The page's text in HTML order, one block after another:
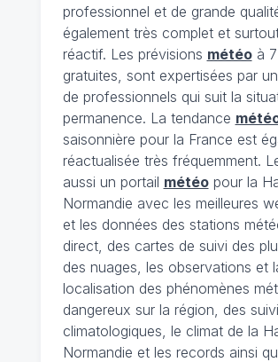
professionnel et de grande
également très complet et
réactif. Les prévisions météoà 7
gratuites, sont expertisées par
de professionnels qui suit la
permanence. La tendance
saisonnière pour la France est
réactualisée très fréquemment.
aussi un portail météopour la
Normandie avec les meilleures
et les données des stations
direct, des cartes de suivi des
des nuages, les observations et
localisation des phénomènes
dangereux sur la région, des
climatologiques, le climat de la
Normandie et les records ainsi